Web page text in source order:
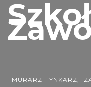
MURARZ-TYNKARZ